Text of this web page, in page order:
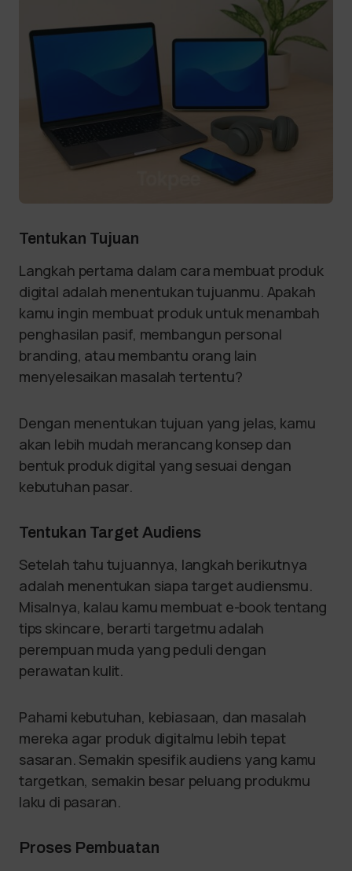
Tentukan Tujuan
Langkah pertama dalam cara membuat produk
digital adalah menentukan tujuanmu. Apakah
kamu ingin membuat produk untuk menambah
penghasilan pasif, membangun personal
branding, atau membantu orang lain
menyelesaikan masalah tertentu?
Dengan menentukan tujuan yang jelas, kamu
akan lebih mudah merancang konsep dan
bentuk produk digital yang sesuai dengan
kebutuhan pasar.
Tentukan Target Audiens
Setelah tahu tujuannya, langkah berikutnya
adalah menentukan siapa target audiensmu.
Misalnya, kalau kamu membuat e-book tentang
tips skincare, berarti targetmu adalah
perempuan muda yang peduli dengan
perawatan kulit.
Pahami kebutuhan, kebiasaan, dan masalah
mereka agar produk digitalmu lebih tepat
sasaran. Semakin spesifik audiens yang kamu
targetkan, semakin besar peluang produkmu
laku di pasaran.
Proses Pembuatan